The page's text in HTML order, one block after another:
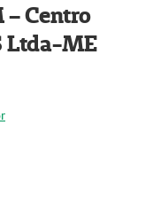
– Centro
Ltda-ME